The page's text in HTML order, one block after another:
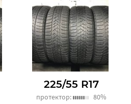
225/55 R17
протектор: 80%